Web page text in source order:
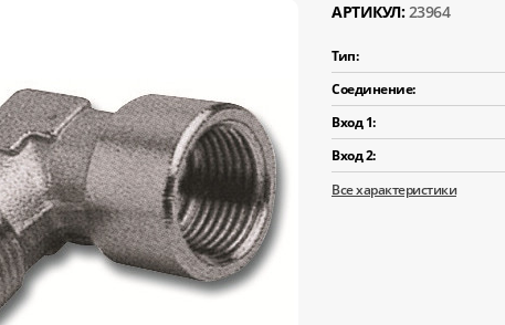
АРТИКУЛ: 23964
Тип:
Соединение:
Вход 1:
Вход 2:
Все характеристики